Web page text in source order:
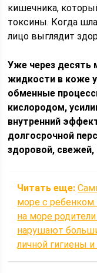
кишечника,
токсины. Когда
лицо выглядит
Уже через десять
жидкости в коже
обменные
кислородом,
внутренний
долгосрочной
здоровой,
Читать еще:
море с
на море
нарушают
личной гигиены